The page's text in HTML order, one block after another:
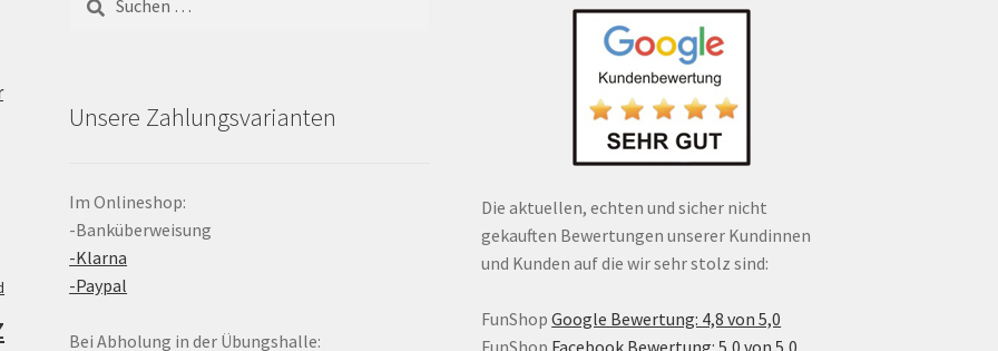
nach:
Unsere Zahlungsvarianten
Im Onlineshop:
-Banküberweisung
-Klarna
-Paypal
Bei Abholung in der Übungshalle:
Die aktuellen, echten und sicher nicht
gekauften Bewertungen unserer Kundinnen
und Kunden auf die wir sehr stolz sind:
FunShop Google Bewertung: 4,8 von 5,0
FunShop Facebook Bewertung: 5,0 von 5,0